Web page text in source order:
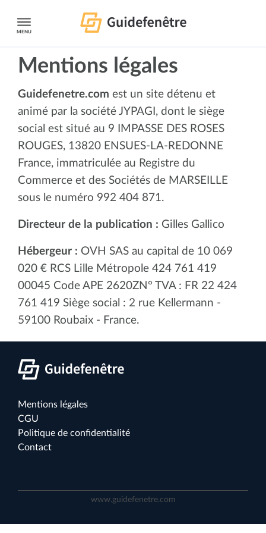
MENU
Mentions légales
Guidefenetre.com est un site détenu et
animé par la société JYPAGI, dont le siège
social est situé au 9 IMPASSE DES ROSES
ROUGES, 13820 ENSUES-LA-REDONNE
France, immatriculée au Registre du
Commerce et des Sociétés de MARSEILLE
sous le numéro 992 404 871.
Directeur de la publication : Gilles Gallico
Hébergeur : OVH SAS au capital de 10 069
020 € RCS Lille Métropole 424 761 419
00045 Code APE 2620ZN° TVA : FR 22 424
761 419 Siège social : 2 rue Kellermann -
59100 Roubaix - France.
Mentions légales
CGU
Politique de confidentialité
Contact
www.guidefenetre.com